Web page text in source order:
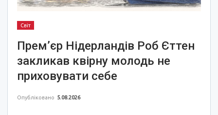
Світ
Прем’єр Нідерландів Роб Єттен
закликав квірну молодь не
приховувати себе
Опубліковано 5.08.2026